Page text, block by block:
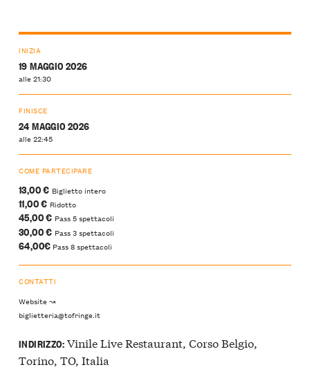
INIZIA
19 MAGGIO 2026
alle 21:30
FINISCE
24 MAGGIO 2026
alle 22:45
COME PARTECIPARE
13,00 € Biglietto intero
11,00 € Ridotto
45,00 € Pass 5 spettacoli
30,00 € Pass 3 spettacoli
64,00€ Pass 8 spettacoli
CONTATTI
Website ↝
biglietteria@tofringe.it
INDIRIZZO:Vinile Live Restaurant, Corso Belgio,
Torino, TO, Italia